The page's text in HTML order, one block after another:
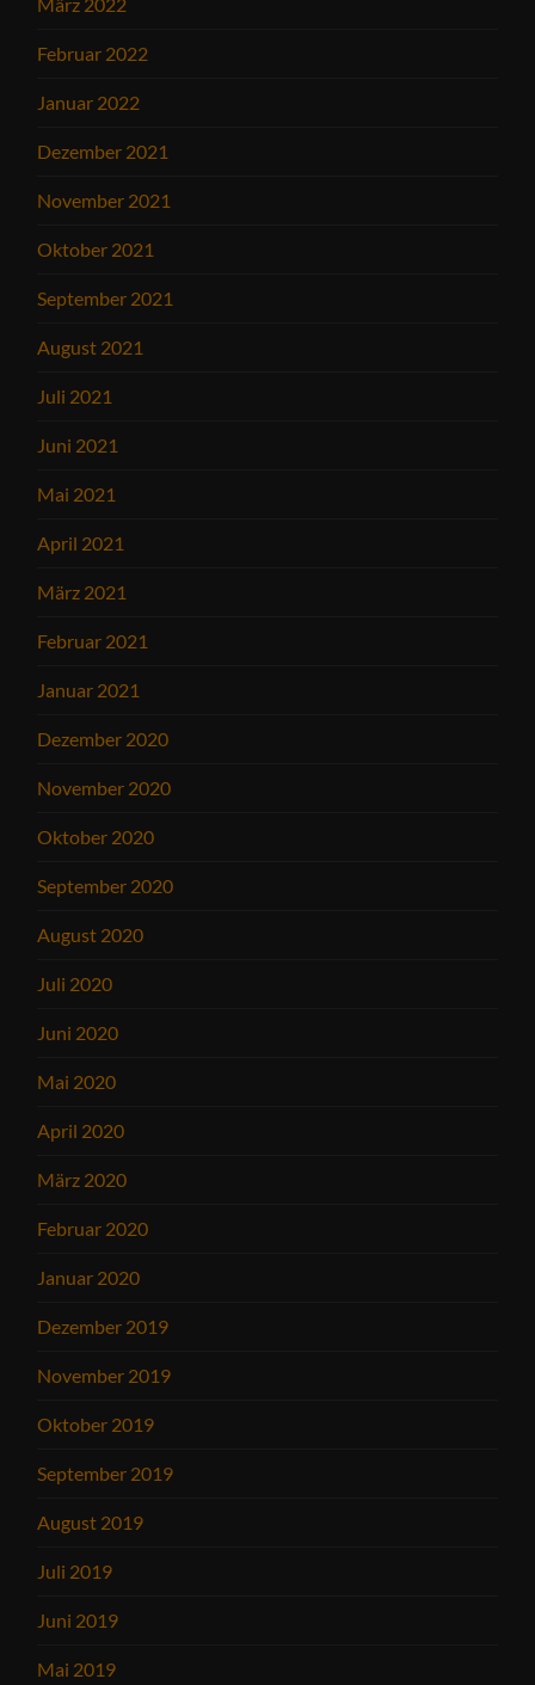
Februar 2022
Januar 2022
Dezember 2021
November 2021
Oktober 2021
September 2021
August 2021
Juli 2021
Juni 2021
Mai 2021
April 2021
März 2021
Februar 2021
Januar 2021
Dezember 2020
November 2020
Oktober 2020
September 2020
August 2020
Juli 2020
Juni 2020
Mai 2020
April 2020
März 2020
Februar 2020
Januar 2020
Dezember 2019
November 2019
Oktober 2019
September 2019
August 2019
Juli 2019
Juni 2019
Mai 2019